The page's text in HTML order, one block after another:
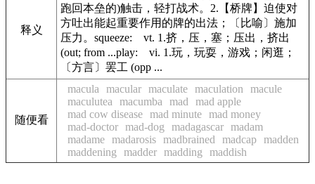
释义
跑回本垒的)触击，轻打战术。2.【桥牌】迫使对
方吐出能起重要作用的牌的出法；〔比喻〕施加
压力。squeeze: vt. 1.挤，压，塞；压出，挤出
(out; from ...play: vi. 1.玩，玩耍，游戏；闲逛；
〔方言〕罢工 (opp ...
随便看
macula macular maculate maculation
macule
maculutea
macumba mad
mad apple
mad cow disease mad minute mad money
mad-doctor mad-dog madagascar madam
madame madarosis madbrained madcap madden
maddening
madder madding maddish